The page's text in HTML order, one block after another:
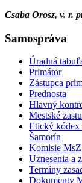
Csaba Orosz, v. r.
Samospráva
Úradná
Primátor
Zástupca
Prednosta
Hlavný
Mestské
Etický kódex
Šamorín
Komisie MsZ
Uznesenia a
Termíny
Dokumenty